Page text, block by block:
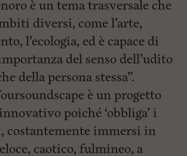
è un tema trasversale che
diversi, come l’arte,
l’ecologia, ed è capace di
del senso dell’udito
della persona stessa”.
è un progetto
poiché ‘obbliga’ i
costantemente immersi in
caotico, fulmineo, a